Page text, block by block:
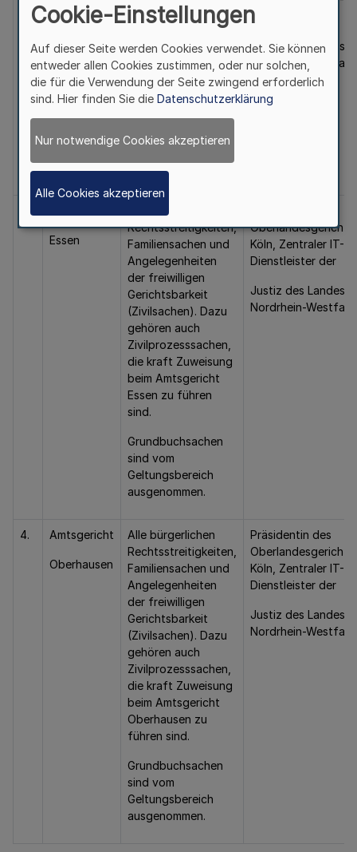
Angelegenheiten
Gerichtsbarkeit
(Zivilsachen). Dazu
gehören auch
Zivilprozesssachen,
die kraft Zuweisung
beim Landgericht
Aachen zu führen
sind.
Dienstleister der
Justiz des Landes
Nordrhein-
Essen
Alle bürgerlichen
Rechtsstreitigkeiten,
Familiensachen und
Angelegenheiten
der freiwilligen
Gerichtsbarkeit
(Zivilsachen). Dazu
gehören auch
Zivilprozesssachen,
die kraft Zuweisung
beim Amtsgericht
Essen zu führen
sind.
Grundbuchsachen
sind vom
Geltungsbereich
ausgenommen.
Oberlandesgerichts
Köln, Zentraler IT-
Dienstleister der
Justiz des Landes
Nordrhein-
4. Amtsgericht
Oberhausen
Alle bürgerlichen
Rechtsstreitigkeiten,
Familiensachen und
Angelegenheiten
der freiwilligen
Gerichtsbarkeit
(Zivilsachen). Dazu
gehören auch
Zivilprozesssachen,
die kraft Zuweisung
beim Amtsgericht
Oberhausen zu
führen sind.
Grundbuchsachen
sind vom
Geltungsbereich
ausgenommen.
Präsidentin des
Oberlandesgerichts
Köln, Zentraler IT-
Dienstleister der
Justiz des Landes
Nordrhein-
Cookie-Einstellungen
Auf dieser Seite werden Cookies verwendet. Sie können
entweder allen Cookies zustimmen, oder nur solchen,
die für die Verwendung der Seite zwingend erforderlich
sind. Hier finden Sie die Datenschutzerklärung
Nur notwendige Cookies akzeptieren
Alle Cookies akzeptieren